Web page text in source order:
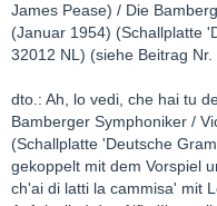
James Pease) / Die
(Januar 1954) (Schallplatte
32012 NL) (siehe Beitrag Nr.
dto.: Ah, lo vedi, che hai tu
Bamberger Symphoniker /
(Schallplatte 'Deutsche
gekoppelt mit dem Vorspiel
ch'ai di latti la cammisa' mit